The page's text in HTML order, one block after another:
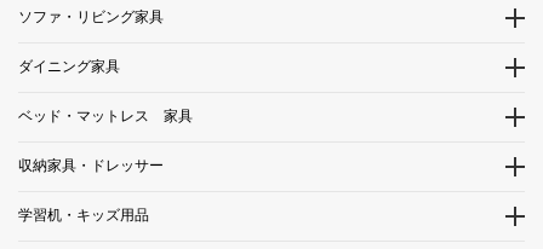
ソファ・リビング家具
ダイニング家具
ベッド・マットレス 家具
収納家具・ドレッサー
学習机・キッズ用品